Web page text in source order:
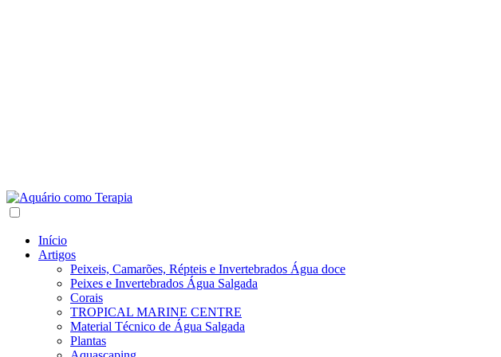
Início
Artigos
Peixeis, Camarões, Répteis e Invertebrados Água doce
Peixes e Invertebrados Água Salgada
Corais
TROPICAL MARINE CENTRE
Material Técnico de Água Salgada
Plantas